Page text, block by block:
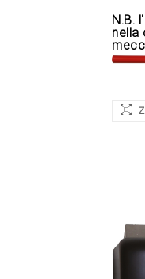
N.B.
nella